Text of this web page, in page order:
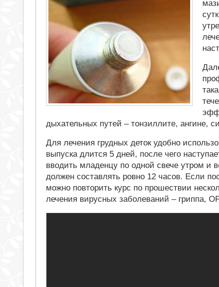
дыхательных путей – тонзиллите, ангине,
Для лечения грудных деток удобно
выпуска длится 5 дней, после чего
вводить младенцу по одной свече утром и
должен составлять ровно 12 часов. Если
можно повторить курс по прошествии
лечения вирусных заболеваний – гриппа,